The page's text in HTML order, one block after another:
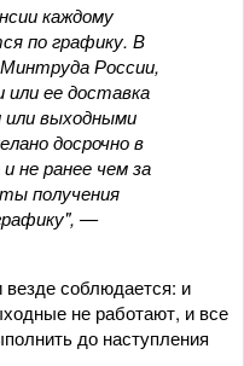
каждому
по графику. В
России,
ее доставка
или выходными
досрочно в
не ранее чем за
получения
—
везде соблюдается: и
не работают, и все
до наступления